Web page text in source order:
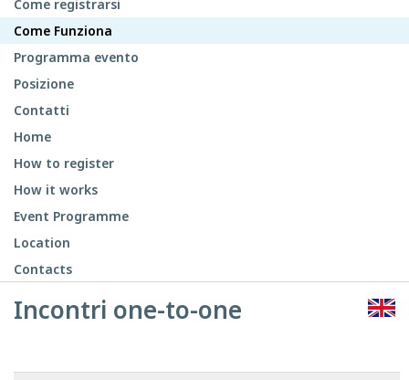
Come registrarsi
Come Funziona
Programma evento
Posizione
Contatti
Home
How to register
How it works
Event Programme
Location
Contacts
Incontri one-to-one